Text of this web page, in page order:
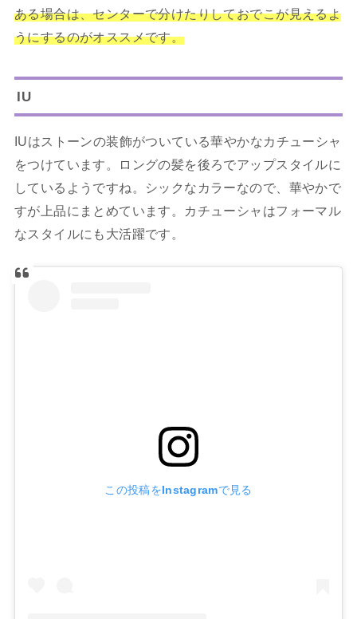
ある場合は、センターで分けたりしておでこが見えるよ
うにするのがオススメです。
IU
IUはストーンの装飾がついている華やかなカチューシャ
をつけています。ロングの髪を後ろでアップスタイルに
しているようですね。シックなカラーなので、華やかで
すが上品にまとめています。カチューシャはフォーマル
なスタイルにも大活躍です。
この投稿をInstagramで見る